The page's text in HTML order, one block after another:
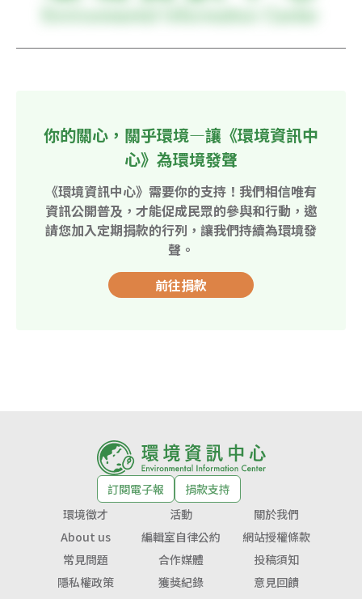
你的關心，關乎環境—讓《環境資訊中
心》為環境發聲
《環境資訊中心》需要你的支持！我們相信唯有
資訊公開普及，才能促成民眾的參與和行動，邀
請您加入定期捐款的行列，讓我們持續為環境發
聲。
前往捐款
訂閱電子報
捐款支持
環境徵才
活動
關於我們
About us
編輯室自律公約
網站授權條款
常見問題
合作媒體
投稿須知
隱私權政策
獲獎紀錄 意見回饋